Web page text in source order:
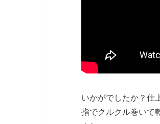
いかがでしたか？仕
指でクルクル巻いて